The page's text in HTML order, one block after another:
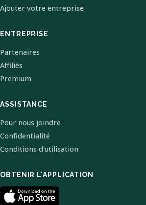
Ajouter votre entreprise
ENTREPRISE
Partenaires
Affiliés
Premium
ASSISTANCE
Pour nous joindre
Confidentialité
Conditions d'utilisation
OBTENIR L'APPLICATION